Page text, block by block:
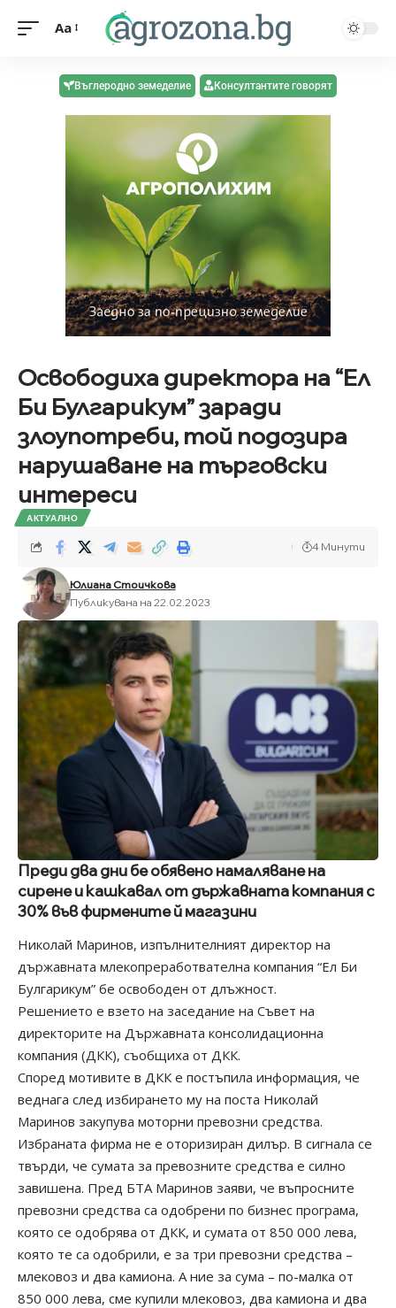
Aa
Въглеродно земеделие Консултантите говорят
Освободиха директора на “Ел
Би Булгарикум” заради
злоупотреби, той подозира
нарушаване на търговски
интереси
АКТУАЛНО
Юлиана Стоичкова
Публикувана на 22.02.2023
4 Минути
Преди два дни бе обявено намаляване на
сирене и кашкавал от държавната компания с
30% във фирмените й магазини
Николай Маринов, изпълнителният директор на
държавната млекопреработвателна компания “Ел Би
Булгарикум” бе освободен от длъжност.
Решението е взето на заседание на Съвет на
директорите на Държавната консолидационна
компания (ДКК), съобщиха от ДКК.
Според мотивите в ДКК е постъпила информация, че
веднага след избирането му на поста Николай
Маринов закупува моторни превозни средства.
Избраната фирма не е оторизиран дилър. В сигнала се
твърди, че сумата за превозните средства е силно
завишена. Пред БТА Маринов заяви, че въпросните
превозни средства са одобрени по бизнес програма,
която се одобрява от ДКК, и сумата от 850 000 лева,
която те са одобрили, е за три превозни средства –
млековоз и два камиона. А ние за сума – по-малка от
850 000 лева, сме купили млековоз, два камиона и два